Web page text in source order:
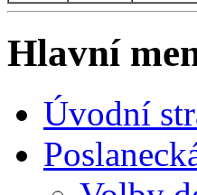
Hlavní
Úvodní